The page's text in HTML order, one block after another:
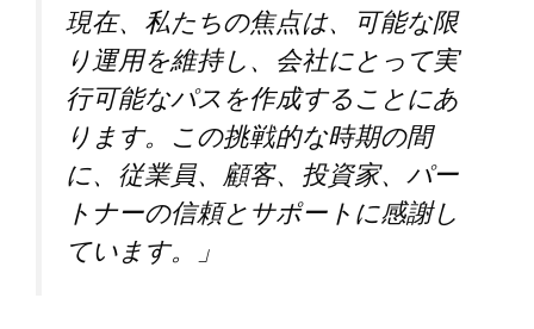
現在、私たちの焦点は、可能な限
り運用を維持し、会社にとって実
行可能なパスを作成することにあ
ります。この挑戦的な時期の間
に、従業員、顧客、投資家、パー
トナーの信頼とサポートに感謝し
ています。」